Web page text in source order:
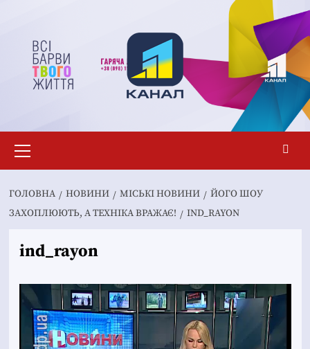
вмісту
меню
ГОЛОВНА НОВИНИ MІСЬКІ НОВИНИ
ЙОГО ШОУ
ЗАХОПЛЮЮТЬ, А ТЕХНІКА ВРАЖАЄ!
IND_RAYON
ind_rayon
Відеопрогравач